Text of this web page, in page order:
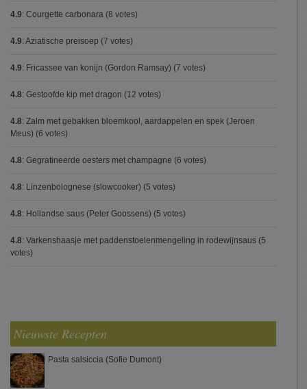
4.9: Courgette carbonara (8 votes)
4.9: Aziatische preisoep (7 votes)
4.9: Fricassee van konijn (Gordon Ramsay) (7 votes)
4.8: Gestoofde kip met dragon (12 votes)
4.8: Zalm met gebakken bloemkool, aardappelen en spek (Jeroen
Meus) (6 votes)
4.8: Gegratineerde oesters met champagne (6 votes)
4.8: Linzenbolognese (slowcooker) (5 votes)
4.8: Hollandse saus (Peter Goossens) (5 votes)
4.8: Varkenshaasje met paddenstoelenmengeling in rodewijnsaus (5
votes)
Nieuwste Recepten
Pasta salsiccia (Sofie Dumont)